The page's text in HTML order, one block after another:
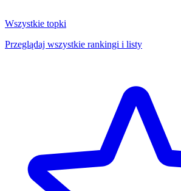
Wszystkie topki
Przeglądaj wszystkie rankingi i listy